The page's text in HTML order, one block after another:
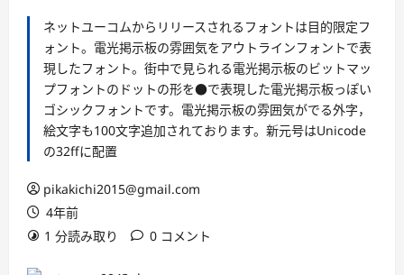
ネットユーコムからリリースされるフォントは目的限定フ
ォント。電光掲示板の雰囲気をアウトラインフォントで表
現したフォント。街中で見られる電光掲示板のビットマッ
プフォントのドットの形を●で表現した電光掲示板っぽい
ゴシックフォントです。電光掲示板の雰囲気がでる外字，
絵文字も100文字追加されております。新元号はUnicode
の32ffに配置
pikakichi2015@gmail.com
4年前
1 分読み取り
0 コメント